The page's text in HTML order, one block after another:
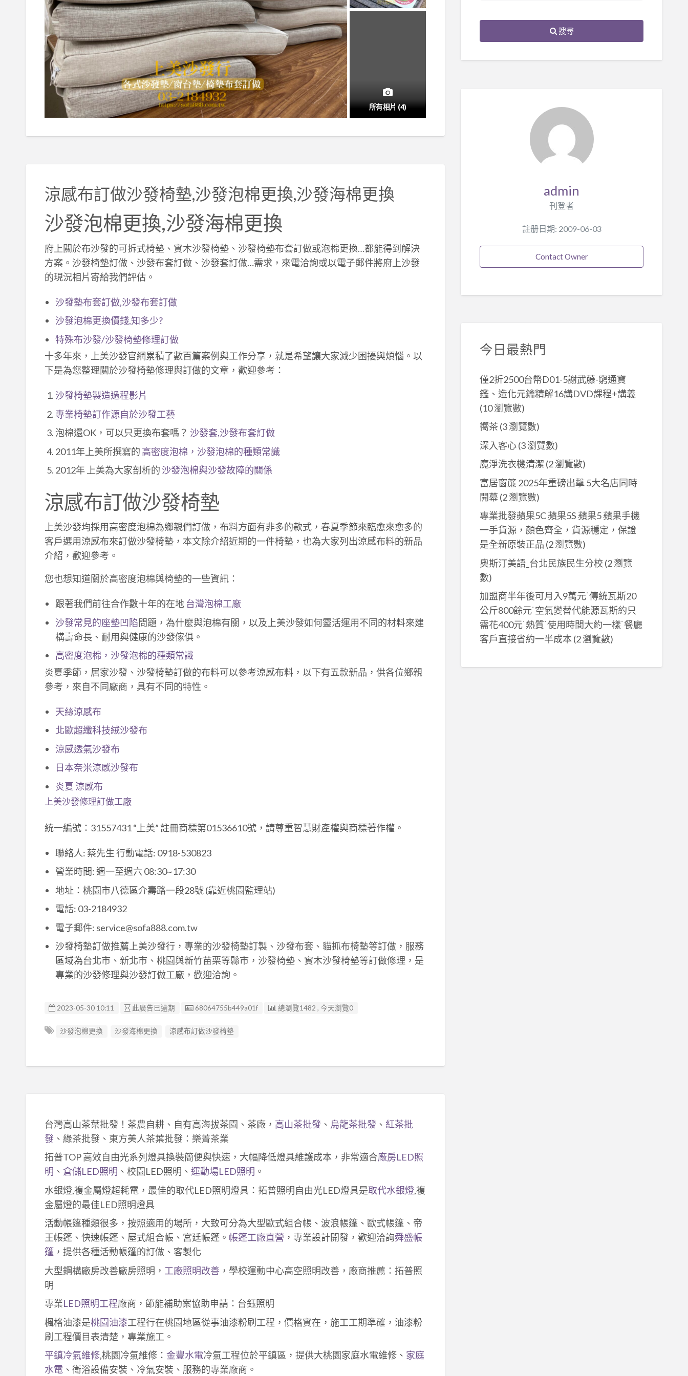
所有相片 (4)
涼感布訂做沙發椅墊,沙發泡棉更換,沙發海棉更換
沙發泡棉更換,沙發海棉更換
府上關於布沙發的可拆式椅墊、實木沙發椅墊、沙發椅墊布套訂做或泡棉更換…都能得到解決
方案。沙發椅墊訂做、沙發布套訂做、沙發套訂做…需求，來電洽詢或以電子郵件將府上沙發
的現況相片寄給我們評估。
沙發墊布套訂做,沙發布套訂做
沙發泡棉更換價錢,知多少?
特殊布沙發/沙發椅墊修理訂做
十多年來，上美沙發官網累積了數百篇案例與工作分享，就是希望讓大家減少困擾與煩惱。以
下是為您整理關於沙發椅墊修理與訂做的文章，歡迎參考：
沙發椅墊製造過程影片
專業椅墊訂作源自於沙發工藝
泡棉還OK，可以只更換布套嗎？ 沙發套,沙發布套訂做
2011年上美所撰寫的 高密度泡棉，沙發泡棉的種類常識
2012年 上美為大家剖析的 沙發泡棉與沙發故障的關係
涼感布訂做沙發椅墊
上美沙發均採用高密度泡棉為鄉親們訂做，布料方面有非多的款式，春夏季節來臨愈來愈多的
客戶選用涼感布來訂做沙發椅墊，本文除介紹近期的一件椅墊，也為大家列出涼感布料的新品
介紹，歡迎參考。
您也想知道關於高密度泡棉與椅墊的一些資訊：
跟著我們前往合作數十年的在地 台灣泡棉工廠
沙發常見的座墊凹陷問題，為什麼與泡棉有關，以及上美沙發如何靈活運用不同的材料來建
構壽命長、耐用與健康的沙發傢俱。
高密度泡棉，沙發泡棉的種類常識
炎夏季節，居家沙發、沙發椅墊訂做的布料可以參考涼感布料，以下有五款新品，供各位鄉親
參考，來自不同廠商，具有不同的特性。
天絲涼感布
北歐超纖科技絨沙發布
涼感透氣沙發布
日本奈米涼感沙發布
炎夏 涼感布
上美沙發修理訂做工廠
統一編號：31557431 “上美” 註冊商標第01536610號，請尊重智慧財產權與商標著作權。
聯絡人: 蔡先生 行動電話: 0918-530823
營業時間: 週一至週六 08:30~17:30
地址：桃園市八德區介壽路一段28號 (靠近桃園監理站)
電話: 03-2184932
電子郵件: service@sofa888.com.tw
沙發椅墊訂做推薦上美沙發行，專業的沙發椅墊訂製、沙發布套、貓抓布椅墊等訂做，服務
區域為台北市、新北市、桃園與新竹苗栗等縣市，沙發椅墊、實木沙發椅墊等訂做修理，是
專業的沙發修理與沙發訂做工廠，歡迎洽詢。
2023-05-30 10:11 此廣告已逾期 廣告编號
68064755b449a01f 總瀏覽1482 , 今天瀏覽0
沙發泡棉更換 沙發海棉更換 涼感布訂做沙發椅墊
台灣高山茶葉批發！茶農自耕、自有高海拔茶園、茶廠， 高山茶批發、 烏龍茶批發、 紅茶批
發、綠茶批發、東方美人茶葉批發：樂菁茶業
拓普TOP 高效自由光系列燈具換裝簡便與快速，大幅降低燈具維護成本，非常適合廠房LED照
明 、 倉儲LED照明 、校園LED照明、 運動場LED照明 。
水銀燈,複金屬燈超耗電，最佳的取代LED照明燈具：拓普照明自由光LED燈具是取代水銀燈,複
金屬燈的最佳LED照明燈具
活動帳篷種類很多，按照適用的場所，大致可分為大型歐式組合帳、波浪帳篷、歐式帳篷、帝
王帳篷、快速帳篷、屋式組合帳、宮廷帳篷。 帳篷工廠直營 ，專業設計開發，歡迎洽詢舜盛帳
篷，提供各種活動帳篷的訂做、客製化
大型鋼構廠房改善廠房照明， 工廠照明改善，學校運動中心高空照明改善，廠商推薦：拓普照
明
專業LED照明工程廠商，節能補助案協助申請：台鈺照明
楓格油漆是桃園油漆工程行在桃園地區從事油漆粉刷工程，價格實在，施工工期準確，油漆粉
刷工程價目表清楚，專業施工。
平鎮冷氣維修,桃園冷氣維修： 金豐水電冷氣工程位於平鎮區，提供大桃園家庭水電維修、 家庭
水電、衛浴設備安裝、冷氣安裝、服務的專業廠商。
搜尋
admin
刊登者
註册日期: 2009-06-03
Contact Owner
今日最熱門
僅2折2500台幣D01-5謝武藤-窮通寶
鑑、造化元鑰精解16講DVD課程+講義
(10 瀏覽數)
嚮茶 (3 瀏覽數)
深入客心(3 瀏覽數)
魔淨洗衣機清潔 (2 瀏覽數)
富居窗簾 2025年重磅出擊 5大名店同時
開幕(2 瀏覽數)
專業批發蘋果5C 蘋果5S 蘋果5 蘋果手機
一手貨源，顏色齊全，貨源穩定，保證
是全新原裝正品 (2 瀏覽數)
奧斯汀美語_台北民族民生分校 (2 瀏覽
數)
加盟商半年後可月入9萬元˙傳統瓦斯20
公斤800餘元˙空氣變替代能源瓦斯約只
需花400元˙熱質˙使用時間大約一樣˙餐廳
客戶直接省約一半成本(2 瀏覽數)